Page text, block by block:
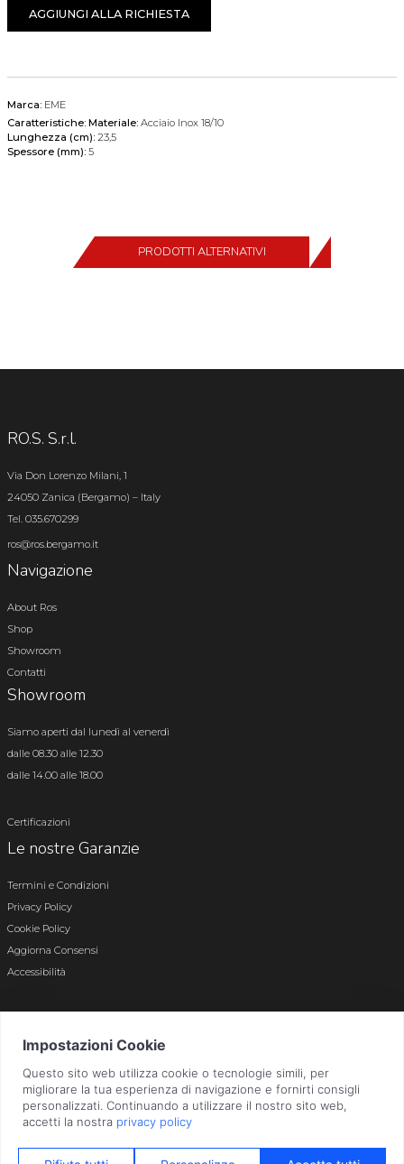
AGGIUNGI ALLA RICHIESTA
Marca: EME
Caratteristiche: Materiale: Acciaio Inox 18/10
Lunghezza (cm): 23,5
Spessore (mm): 5
PRODOTTI ALTERNATIVI
RO.S. S.r.l.
Via Don Lorenzo Milani, 1
24050 Zanica (Bergamo) – Italy
Tel. 035.670299
ros@ros.bergamo.it
Navigazione
About Ros
Shop
Showroom
Contatti
Showroom
Siamo aperti dal lunedì al venerdì
dalle 08.30 alle 12.30
dalle 14.00 alle 18.00
Certificazioni
Le nostre Garanzie
Termini e Condizioni
Privacy Policy
Cookie Policy
Aggiorna Consensi
Accessibilità
Bergamo n. 01496180165 · Capitale Sociale i.v. € 800.000,00